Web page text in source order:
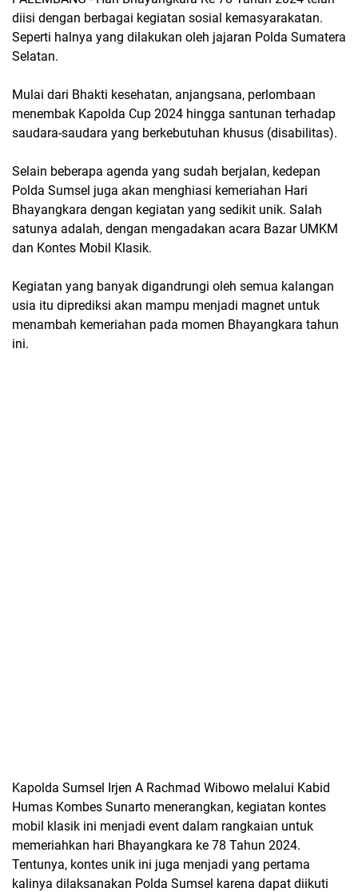
diisi dengan berbagai kegiatan sosial kemasyarakatan.
Seperti halnya yang dilakukan oleh jajaran Polda Sumatera
Selatan.
Mulai dari Bhakti kesehatan, anjangsana, perlombaan
menembak Kapolda Cup 2024 hingga santunan terhadap
saudara-saudara yang berkebutuhan khusus (disabilitas).
Selain beberapa agenda yang sudah berjalan, kedepan
Polda Sumsel juga akan menghiasi kemeriahan Hari
Bhayangkara dengan kegiatan yang sedikit unik. Salah
satunya adalah, dengan mengadakan acara Bazar UMKM
dan Kontes Mobil Klasik.
Kegiatan yang banyak digandrungi oleh semua kalangan
usia itu diprediksi akan mampu menjadi magnet untuk
menambah kemeriahan pada momen Bhayangkara tahun
ini.
Kapolda Sumsel Irjen A Rachmad Wibowo melalui Kabid
Humas Kombes Sunarto menerangkan, kegiatan kontes
mobil klasik ini menjadi event dalam rangkaian untuk
memeriahkan hari Bhayangkara ke 78 Tahun 2024.
Tentunya, kontes unik ini juga menjadi yang pertama
kalinya dilaksanakan Polda Sumsel karena dapat diikuti